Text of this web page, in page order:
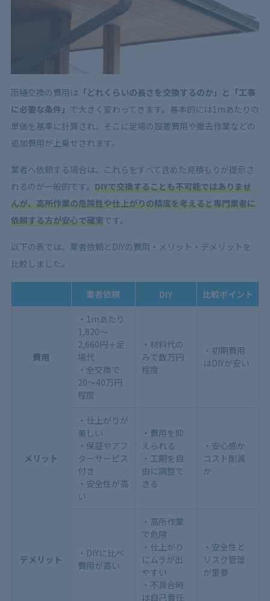
雨樋交換費用を抑えるなら状態悪化前の依頼を！良心
価格のプロにまず相談！
雨樋交換の費用は 「どれくらいの長さを交換するのか」と「工事
に必要な条件」 で大きく変わってきます。基本的には1mあたりの
単価を基準に計算され、そこに足場の設置費用や撤去作業などの
追加費用が上乗せされます。
業者へ依頼する場合は、これらをすべて含めた見積もりが提示さ
れるのが一般的です。 DIYで交換することも不可能ではありませ
んが、高所作業の危険性や仕上がりの精度を考えると専門業者に
依頼する方が安心で確実です。
以下の表では、業者依頼とDIYの費用・メリット・デメリットを
比較しました。
業者依頼 DIY 比較ポイント
費用
・1mあたり
1,820〜
2,660円＋足
場代
・全交換で
20〜40万円
程度
・材料代の
みで数万円
程度
・初期費用
はDIYが安い
メリット
・仕上がりが
美しい
・保証やアフ
ターサービス
付き
・安全性が高
い
・費用を抑
えられる
・工期を自
由に調整で
きる
・安心感か
コスト削減
か
デメリット
・DIYに比べ
費用が高い
・高所作業
で危険
・仕上がり
にムラが出
やすい
・不具合時
は自己責任
・安全性と
リスク管理
が重要